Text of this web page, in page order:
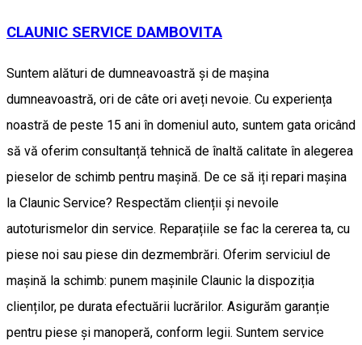
CLAUNIC SERVICE DAMBOVITA
Suntem alături de dumneavoastră și de mașina
dumneavoastră, ori de câte ori aveți nevoie. Cu experiența
noastră de peste 15 ani în domeniul auto, suntem gata oricând
să vă oferim consultanță tehnică de înaltă calitate în alegerea
pieselor de schimb pentru mașină. De ce să iți repari mașina
la Claunic Service? Respectăm clienții și nevoile
autoturismelor din service. Reparațiile se fac la cererea ta, cu
piese noi sau piese din dezmembrări. Oferim serviciul de
mașină la schimb: punem mașinile Claunic la dispoziția
clienților, pe durata efectuării lucrărilor. Asigurăm garanție
pentru piese și manoperă, conform legii. Suntem service